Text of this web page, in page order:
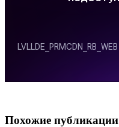
Похожие публикации